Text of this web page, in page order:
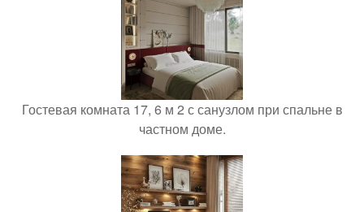
Гостевая комната 17, 6 м 2 с санузлом при спальне в
частном доме.